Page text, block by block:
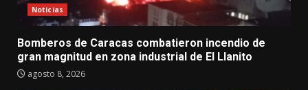
Noticias
Bomberos de Caracas combatieron incendio de
gran magnitud en zona industrial de El Llanito
agosto 8, 2026